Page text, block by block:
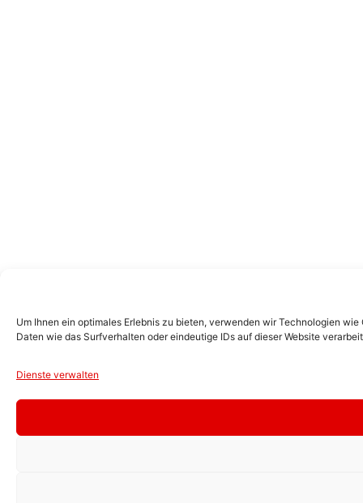
Um Ihnen ein optimales Erlebnis zu bieten, verwenden wir Technologien
Daten wie das Surfverhalten oder eindeutige IDs auf dieser Website
Dienste verwalten